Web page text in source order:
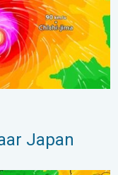
Japan